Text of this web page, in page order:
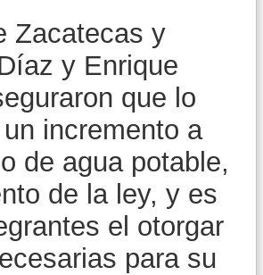
Zacatecas y
y Enrique
que lo
incremento a
de agua potable,
de la ley, y es
el otorgar
para su